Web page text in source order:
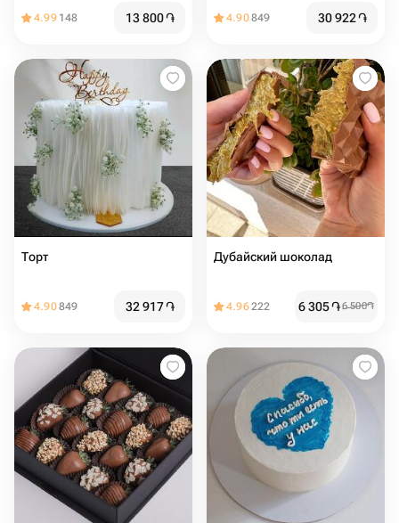
4.99 148 13 800֏ 4.90849 30 922֏
Торт
4.90849 32 917֏
Дубайский шоколад
4.96222 6 305֏6 500֏